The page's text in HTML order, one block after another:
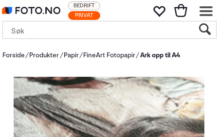
PRIVAT
BEDRIFT
Forside Produkter Papir FineArt Fotopapir Ark opp til A4